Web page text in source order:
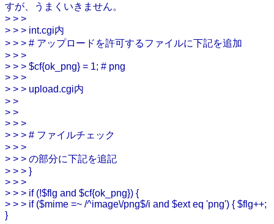
すが、うまくいきません。
> > >
> > > int.cgi内
> > > # アップロードを許可するファイルに下記を追加
> > >
> > > $cf{ok_png} = 1; # png
> > >
> > > upload.cgi内
> >
> >
> > >
> > > # ファイルチェック
> > >
> > > の部分に下記を追記
> > > }
> > >
> > > if (!$flg and $cf{ok_png}) {
> > > if ($mime =~ /^image\/png$/i and $ext eq 'png') { $flg++;
}